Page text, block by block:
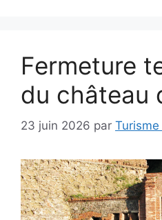
Fermeture
du château
23 juin 2026 par